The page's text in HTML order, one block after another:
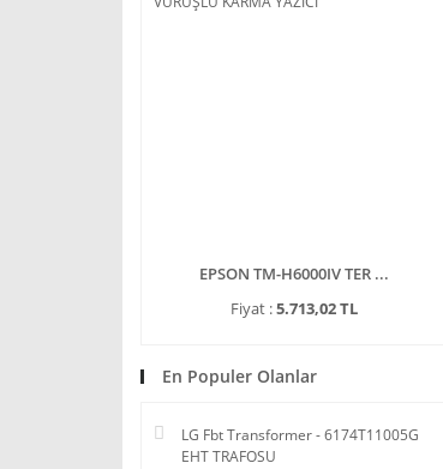
EPSON TM-H6000IV TER ...
Fiyat :5.713,02 TL
En Populer Olanlar
LG Fbt Transformer - 6174T11005G
EHT TRAFOSU